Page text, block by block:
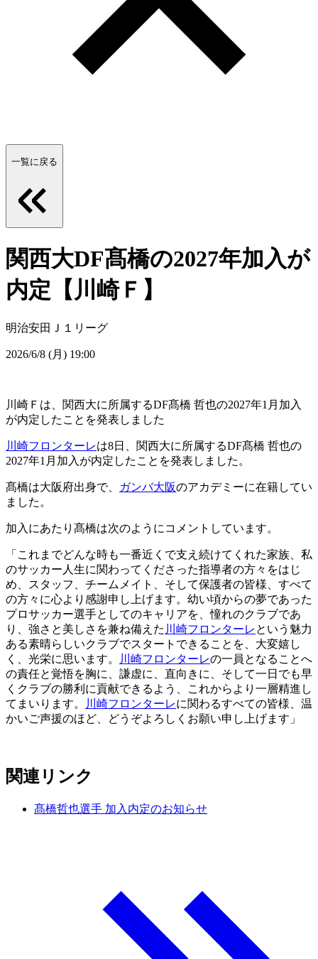
一覧に戻る
関西大DF髙橋の2027年加入が
内定【川崎Ｆ】
明治安田Ｊ１リーグ
2026/6/8 (月) 19:00
川崎Ｆは、関西大に所属するDF髙橋 哲也の2027年1月加入
が内定したことを発表しました
川崎フロンターレは8日、関西大に所属するDF髙橋 哲也の
2027年1月加入が内定したことを発表しました。
髙橋は大阪府出身で、 ガンバ大阪のアカデミーに在籍してい
ました。
加入にあたり髙橋は次のようにコメントしています。
「これまでどんな時も一番近くで支え続けてくれた家族、私
のサッカー人生に関わってくださった指導者の方々をはじ
め、スタッフ、チームメイト、そして保護者の皆様、すべて
の方々に心より感謝申し上げます。幼い頃からの夢であった
プロサッカー選手としてのキャリアを、憧れのクラブであ
り、強さと美しさを兼ね備えた 川崎フロンターレ という魅力
ある素晴らしいクラブでスタートできることを、大変嬉し
く、光栄に思います。
川崎フロンターレの一員となることへ
の責任と覚悟を胸に、謙虚に、直向きに、そして一日でも早
くクラブの勝利に貢献できるよう、これからより一層精進し
てまいります。
川崎フロンターレに関わるすべての皆様、温
かいご声援のほど、どうぞよろしくお願い申し上げます」
関連リンク
髙橋哲也選手 加入内定のお知らせ